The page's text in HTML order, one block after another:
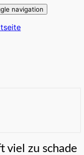
navigation
viel zu schade